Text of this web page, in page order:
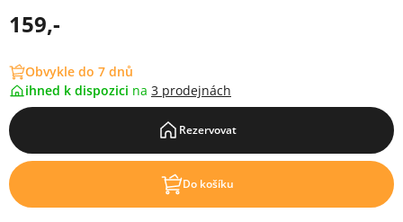
159,-
Obvykle do 7 dnů
ihned k dispozici na 3 prodejnách
Rezervovat
Do košíku